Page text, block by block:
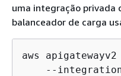
uma integração privada
balanceador de carga
aws
--